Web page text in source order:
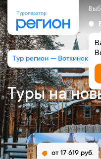
Тур регион — Воткинск
Туры на
от 17 619 руб.